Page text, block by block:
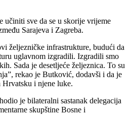
učiniti sve da se u skorije vrijeme
Sarajeva i Zagreba.
željezničke infrastrukture, budući da
uglavnom izgradili. Izgradili smo
Sada je desetljeće željeznica. To su
rekao je Butković, dodavši i da je
Hrvatsku i njene luke.
je bilateralni sastanak delegacija
skupštine Bosne i